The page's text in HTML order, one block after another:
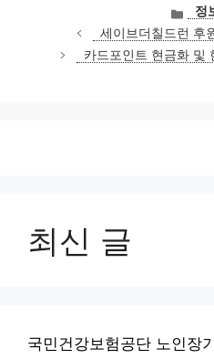
카
테
고
리
정
세이브더칠드런 후
카드포인트 현금화 및
최신 글
국민건강보험공단 노인장